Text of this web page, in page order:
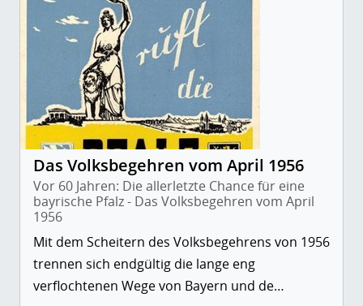
Das Volksbegehren vom April 1956
Vor 60 Jahren: Die allerletzte Chance für eine
bayrische Pfalz - Das Volksbegehren vom April
1956
Mit dem Scheitern des Volksbegehrens von 1956
trennen sich endgültig die lange eng
verflochtenen Wege von Bayern und de…